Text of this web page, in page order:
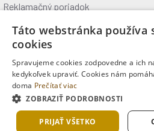
Reklamačný poriadok
Ochrana údajov
Kontakt
Kde nás nájdete
Copyright © 2025, MOVECO s.r.o.,
Táto webstránka používa
cookies
Spravujeme cookies zodpovedne a ich
kedykoľvek upraviť. Cookies nám
doma Prečítať viac
ZOBRAZIŤ PODROBNOSTI
PRIJAŤ VŠETKO